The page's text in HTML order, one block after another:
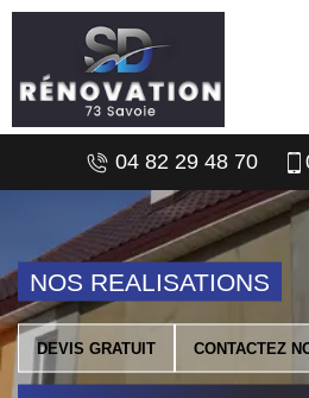
04 82 29 48 70
NOS REALISATIONS
DEVIS GRATUIT CONTACTEZ